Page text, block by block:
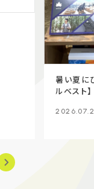
暑い夏に
ルベスト】